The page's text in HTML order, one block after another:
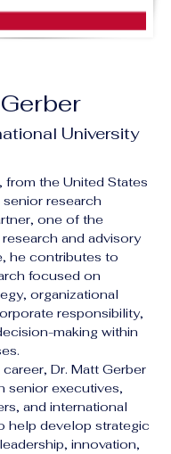
University
from the United States
research
one of the
and advisory
he contributes to
focused on
organizational
responsibility,
making within
Dr. Matt Gerber
senior executives,
and international
help develop strategic
innovation,